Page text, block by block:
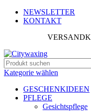
NEWSLETTER
KONTAKT
Kategorie wählen
GESCHENKIDEEN
PFLEGE
Gesichtspflege